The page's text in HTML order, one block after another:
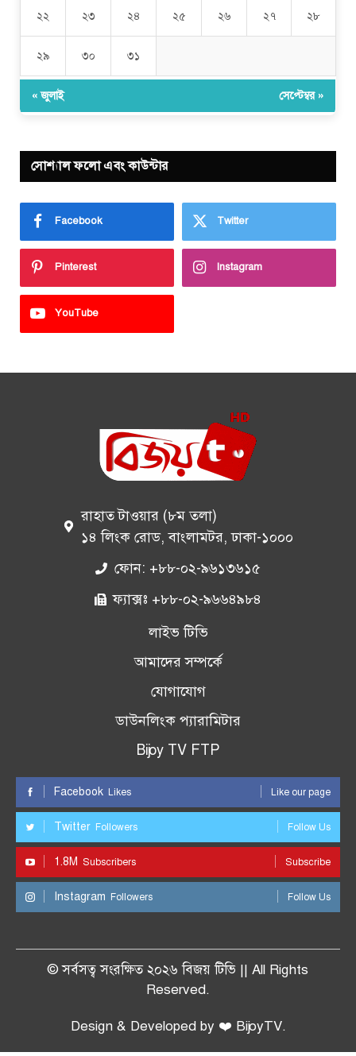
২২ ২৩ ২৪ ২৫ ২৬ ২৭ ২৮
২৯ ৩০ ৩১
« জুলাই সেপ্টেম্বর »
সোশ্যাল ফলো এবং কাউন্টার
Facebook Twitter
Pinterest Instagram
YouTube
রাহাত টাওয়ার (৮ম তলা)
১৪ লিংক রোড, বাংলামটর, ঢাকা-১০০০
ফোন: +৮৮-০২-৯৬১৩৬১৫
ফ্যাক্সঃ +৮৮-০২-৯৬৬৪৯৮৪
লাইভ টিভি
আমাদের সম্পর্কে
যোগাযোগ
ডাউনলিংক প্যারামিটার
Bijoy TV FTP
Facebook Likes Like our page
Twitter Followers Follow Us
1.8M Subscribers Subscribe
Instagram Followers Follow Us
© সর্বসত্ব সংরক্ষিত ২০২৬ বিজয় টিভি || All Rights
Reserved.
Design & Developed by ❤️ BijoyTV.